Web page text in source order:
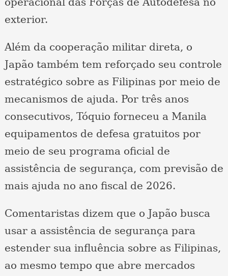
exterior.
Além da cooperação militar direta, o
Japão também tem reforçado seu controle
estratégico sobre as Filipinas por meio de
mecanismos de ajuda. Por três anos
consecutivos, Tóquio forneceu a Manila
equipamentos de defesa gratuitos por
meio de seu programa oficial de
assistência de segurança, com previsão de
mais ajuda no ano fiscal de 2026.
Comentaristas dizem que o Japão busca
usar a assistência de segurança para
estender sua influência sobre as Filipinas,
ao mesmo tempo que abre mercados